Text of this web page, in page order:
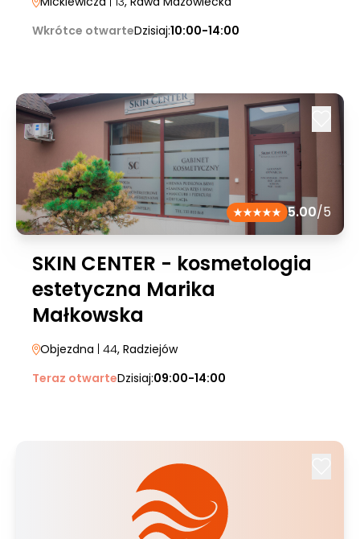
Wkrótce otwarteDzisiaj:10:00-14:00
5.00/5
SKIN CENTER - kosmetologia
estetyczna Marika
Małkowska
Objezdna | 44, Radziejów
Teraz otwarteDzisiaj:09:00-14:00